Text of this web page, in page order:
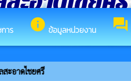
าร info ข้อมูลหน่วยงาน forum
าดไชยศรี